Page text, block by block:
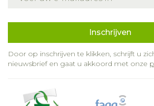
Inschrijven
Door op inschrijven te klikken, schrijft u
nieuwsbrief en gaat u akkoord met onze